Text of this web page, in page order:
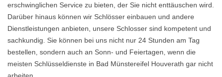
erschwinglichen Service zu bieten, der Sie nicht enttäuschen wird.
Darüber hinaus können wir Schlösser einbauen und andere
Dienstleistungen anbieten, unsere Schlosser sind kompetent und
sachkundig. Sie können bei uns nicht nur 24 Stunden am Tag
bestellen, sondern auch an Sonn- und Feiertagen, wenn die
meisten Schlüsseldienste in Bad Münstereifel Houverath gar nicht